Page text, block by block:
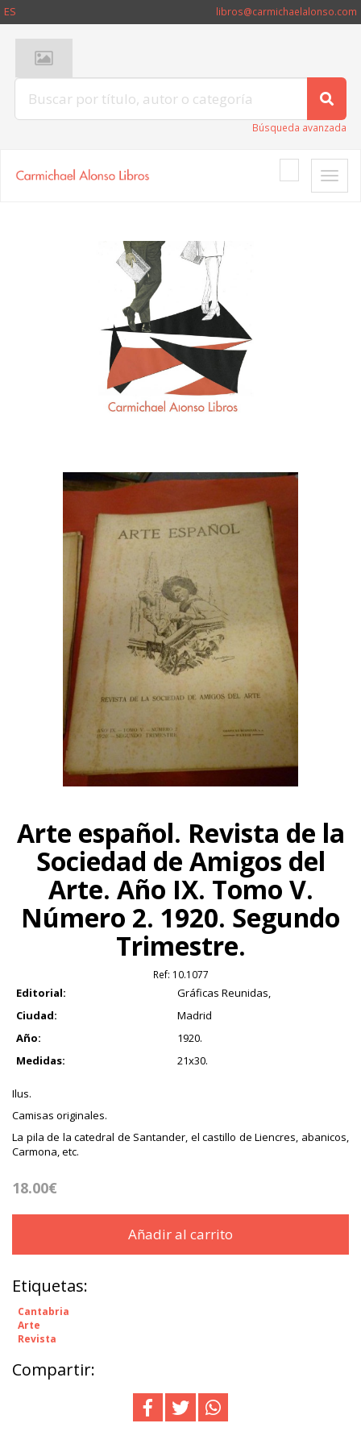
ES libros@carmichaelalonso.com
Búsqueda avanzada
Toggle
Arte español. Revista de la
Sociedad de Amigos del
Arte. Año IX. Tomo V.
Número 2. 1920. Segundo
Trimestre.
Ref: 10.1077
Editorial:
Gráficas Reunidas,
Ciudad:
Madrid
Año:
1920.
Medidas:
21x30.
Ilus.
Camisas originales.
La pila de la catedral de Santander, el castillo de Liencres, abanicos,
Carmona, etc.
18.00€
Añadir al carrito
Etiquetas:
Cantabria
Arte
Revista
Compartir: